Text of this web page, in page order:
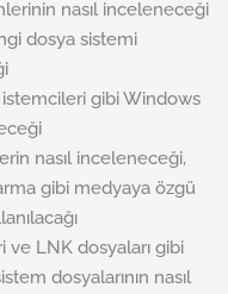
nasıl inceleneceği
dosya sistemi
istemcileri gibi Windows
nasıl inceleneceği,
gibi medyaya özgü
ve LNK dosyaları gibi
dosyalarının nasıl